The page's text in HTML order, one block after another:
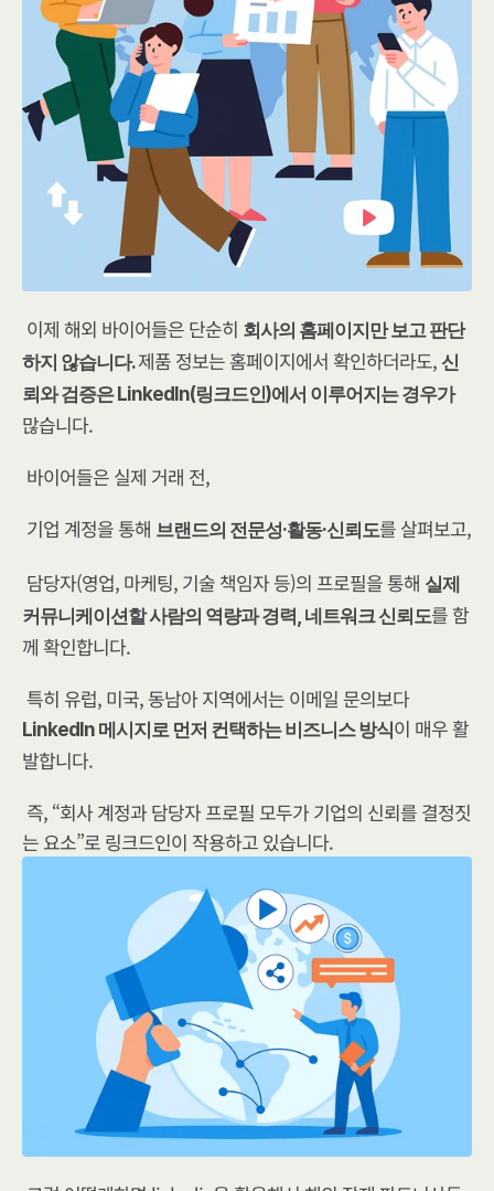
이제 해외 바이어들은 단순히 회사의 홈페이지만 보고 판단
하지 않습니다. 제품 정보는 홈페이지에서 확인하더라도, 신
뢰와 검증은 LinkedIn(링크드인)에서 이루어지는 경우가
많습니다.
바이어들은 실제 거래 전,
기업 계정을 통해 브랜드의 전문성·활동·신뢰도를 살펴보고,
담당자(영업, 마케팅, 기술 책임자 등)의 프로필을 통해 실제
커뮤니케이션할 사람의 역량과 경력, 네트워크 신뢰도​를 함
께 확인합니다.
특히 유럽, 미국, 동남아 지역에서는 이메일 문의보다
LinkedIn 메시지로 먼저 컨택하는 비즈니스 방식​이 매우 활
발합니다.
즉, “회사 계정과 담당자 프로필 모두가 기업의 신뢰를 결정짓
는 요소”로 링크드인이 작용하고 있습니다.